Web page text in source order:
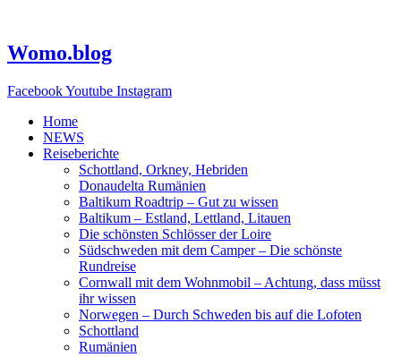
springen
Womo.blog
FacebookYoutube Instagram
Home
NEWS
Reiseberichte
Schottland, Orkney, Hebriden
Donaudelta Rumänien
Baltikum Roadtrip – Gut zu wissen
Baltikum – Estland, Lettland, Litauen
Die schönsten Schlösser der Loire
Südschweden mit dem Camper – Die schönste
Rundreise
Cornwall mit dem Wohnmobil – Achtung, dass müsst
ihr wissen
Norwegen – Durch Schweden bis auf die Lofoten
Schottland
Rumänien